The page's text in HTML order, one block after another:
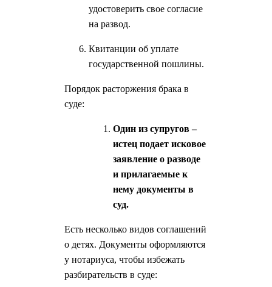
удостоверить свое согласие
на развод.
Квитанции об уплате
государственной пошлины.
Порядок расторжения брака в
суде:
Один из супругов –
истец подает исковое
заявление о разводе
и прилагаемые к
нему документы в
суд.
Есть несколько видов соглашений
о детях. Документы оформляются
у нотариуса, чтобы избежать
разбирательств в суде: